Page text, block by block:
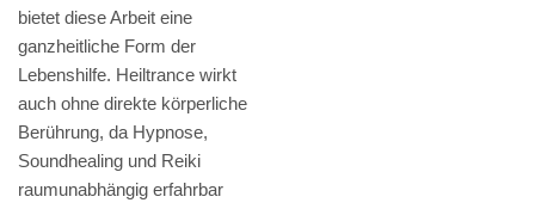
bietet diese Arbeit eine
ganzheitliche Form der
Lebenshilfe. Heiltrance wirkt
auch ohne direkte körperliche
Berührung, da Hypnose,
Soundhealing und Reiki
raumunabhängig erfahrbar